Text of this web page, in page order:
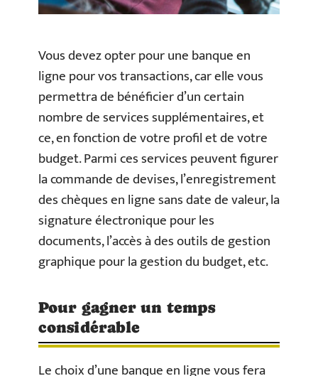
Vous devez opter pour une banque en
ligne pour vos transactions, car elle vous
permettra de bénéficier d’un certain
nombre de services supplémentaires, et
ce, en fonction de votre profil et de votre
budget. Parmi ces services peuvent figurer
la commande de devises, l’enregistrement
des chèques en ligne sans date de valeur, la
signature électronique pour les
documents, l’accès à des outils de gestion
graphique pour la gestion du budget, etc.
Pour gagner un temps
considérable
Le choix d’une banque en ligne vous fera